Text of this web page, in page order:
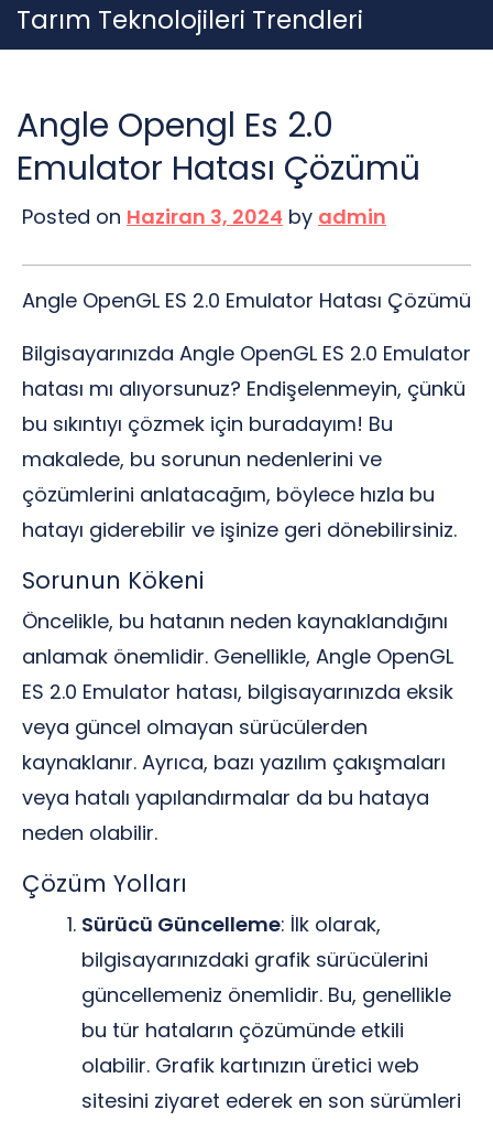
Skip
to
Tarım Teknolojileri Trendleri
Angle Opengl Es 2.0
Emulator Hatası Çözümü
Posted on Haziran 3, 2024 by admin
Angle OpenGL ES 2.0 Emulator Hatası Çözümü
Bilgisayarınızda Angle OpenGL ES 2.0 Emulator
hatası mı alıyorsunuz? Endişelenmeyin, çünkü
bu sıkıntıyı çözmek için buradayım! Bu
makalede, bu sorunun nedenlerini ve
çözümlerini anlatacağım, böylece hızla bu
hatayı giderebilir ve işinize geri dönebilirsiniz.
Sorunun Kökeni
Öncelikle, bu hatanın neden kaynaklandığını
anlamak önemlidir. Genellikle, Angle OpenGL
ES 2.0 Emulator hatası, bilgisayarınızda eksik
veya güncel olmayan sürücülerden
kaynaklanır. Ayrıca, bazı yazılım çakışmaları
veya hatalı yapılandırmalar da bu hataya
neden olabilir.
Çözüm Yolları
Sürücü Güncelleme: İlk olarak,
bilgisayarınızdaki grafik sürücülerini
güncellemeniz önemlidir. Bu, genellikle
bu tür hataların çözümünde etkili
olabilir. Grafik kartınızın üretici web
sitesini ziyaret ederek en son sürümleri